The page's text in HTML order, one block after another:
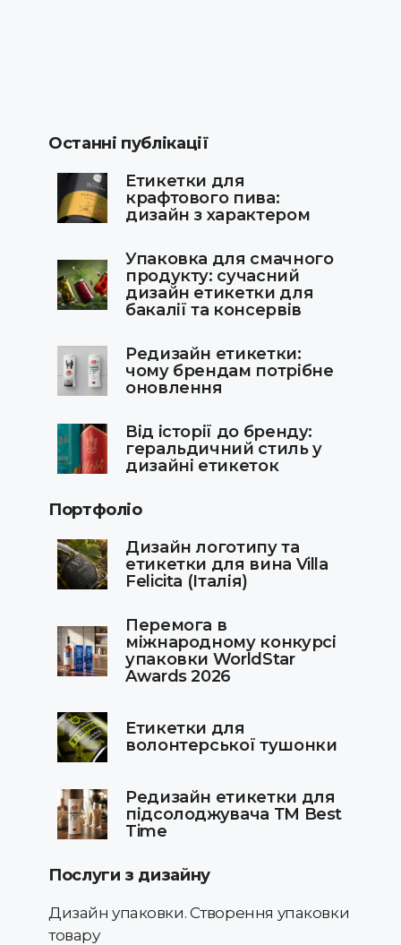
Останні публікації
Етикетки для
крафтового пива:
дизайн з характером
Упаковка для смачного
продукту: сучасний
дизайн етикетки для
бакалії та консервів
Редизайн етикетки:
чому брендам потрібне
оновлення
Від історії до бренду:
геральдичний стиль у
дизайні етикеток
Портфоліо
Дизайн логотипу та
етикетки для вина Villa
Felicita (Італія)
Перемога в
міжнародному конкурсі
упаковки WorldStar
Awards 2026
Етикетки для
волонтерської тушонки
Редизайн етикетки для
підсолоджувача ТМ Best
Time
Послуги з дизайну
Дизайн упаковки. Створення упаковки
товару